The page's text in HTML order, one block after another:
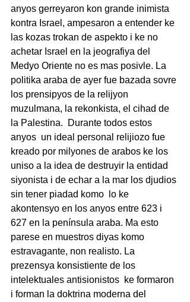
anyos gerreyaron kon grande inimista
kontra Israel, ampesaron a entender ke
las kozas trokan de aspekto i ke no
achetar Israel en la jeografiya del
Medyo Oriente no es mas posivle. La
politika araba de ayer fue bazada sovre
los prensipyos de la relijyon
muzulmana, la rekonkista, el cihad de
la Palestina.  Durante todos estos
anyos  un ideal personal relijiozo fue
kreado por milyones de arabos ke los
uniso a la idea de destruyir la entidad
siyonista i de echar a la mar los djudios
sin tener piadad komo  lo ke
akontensyo en los anyos entre 623 i
627 en la península araba. Ma esto
parese en muestros diyas komo
estravagante, non realisto. La
prezensya konsistiente de los
intelektuales antisionistos  ke formaron
i forman la doktrina moderna del